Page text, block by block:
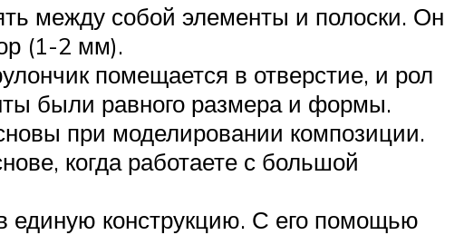
между собой элементы и полоски. Он
(1-2 мм).
помещается в отверстие, и рол
были равного размера и формы.
при моделировании композиции.
когда работаете с большой
единую конструкцию. С его помощью